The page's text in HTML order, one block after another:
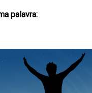
palavra: